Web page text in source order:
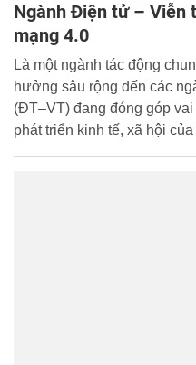
Ngành Điện tử – Viễn
mạng 4.0
Là một ngành tác động
hưởng sâu rộng đến các
(ĐT–VT) đang đóng góp
phát triển kinh tế, xã hội